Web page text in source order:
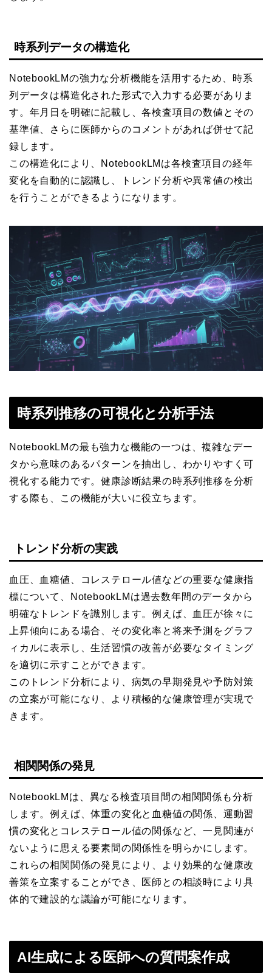
時系列データの構造化
NotebookLMの強力な分析機能を活用するため、時系
列データは構造化された形式で入力する必要がありま
す。年月日を明確に記載し、各検査項目の数値とその
基準値、さらに医師からのコメントがあれば併せて記
録します。
この構造化により、NotebookLMは各検査項目の経年
変化を自動的に認識し、トレンド分析や異常値の検出
を行うことができるようになります。
時系列推移の可視化と分析手法
NotebookLMの最も強力な機能の一つは、複雑なデー
タから意味のあるパターンを抽出し、わかりやすく可
視化する能力です。健康診断結果の時系列推移を分析
する際も、この機能が大いに役立ちます。
トレンド分析の実践
血圧、血糖値、コレステロール値などの重要な健康指
標について、NotebookLMは過去数年間のデータから
明確なトレンドを識別します。例えば、血圧が徐々に
上昇傾向にある場合、その変化率と将来予測をグラフ
ィカルに表示し、生活習慣の改善が必要なタイミング
を適切に示すことができます。
このトレンド分析により、病気の早期発見や予防対策
の立案が可能になり、より積極的な健康管理が実現で
きます。
相関関係の発見
NotebookLMは、異なる検査項目間の相関関係も分析
します。例えば、体重の変化と血糖値の関係、運動習
慣の変化とコレステロール値の関係など、一見関連が
ないように思える要素間の関係性を明らかにします。
これらの相関関係の発見により、より効果的な健康改
善策を立案することができ、医師との相談時により具
体的で建設的な議論が可能になります。
AI生成による医師への質問案作成